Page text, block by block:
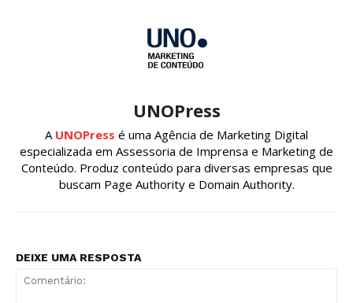
UNOPress
A UNOPress é uma Agência de Marketing Digital
especializada em Assessoria de Imprensa e Marketing de
Conteúdo. Produz conteúdo para diversas empresas que
buscam Page Authority e Domain Authority.
DEIXE UMA RESPOSTA